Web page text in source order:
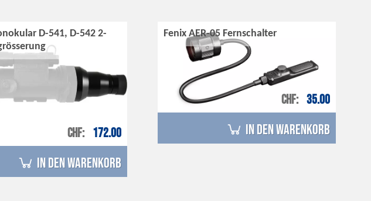
D-541, D-542 2-
CHF 172.00
in den Warenkorb
Fenix AER-05 Fernschalter
CHF 35.00
in den Warenkorb